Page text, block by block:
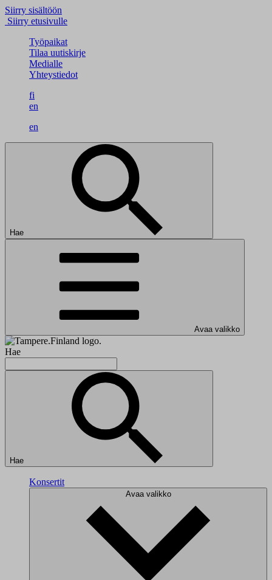
Siirry sisältöön
Siirry etusivulle
Työpaikat
Tilaa uutiskirje
Medialle
Yhteystiedot
fi
en
en
Hae
Avaa valikko
Hae
Hae
Konsertit
Avaa valikko